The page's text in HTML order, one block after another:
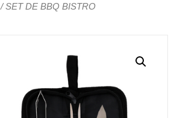
/ SET DE BBQ BISTRO